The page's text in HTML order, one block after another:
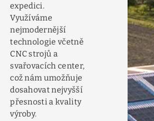
expedici.
Využíváme
nejmodernější
technologie včetně
CNC strojů a
svařovacích center,
což nám umožňuje
dosahovat nejvyšší
přesnosti a kvality
výroby.